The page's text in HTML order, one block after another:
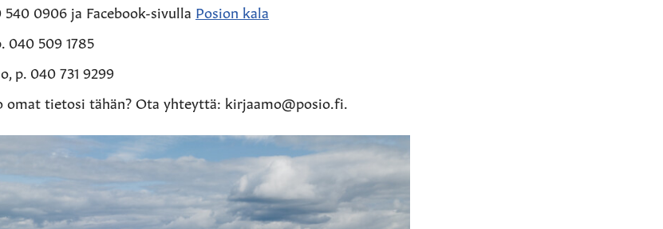
0906 ja Facebook-sivulla Posion kala
040 509 1785
p. 040 731 9299
omat tietosi tähän? Ota yhteyttä: kirjaamo@posio.fi.